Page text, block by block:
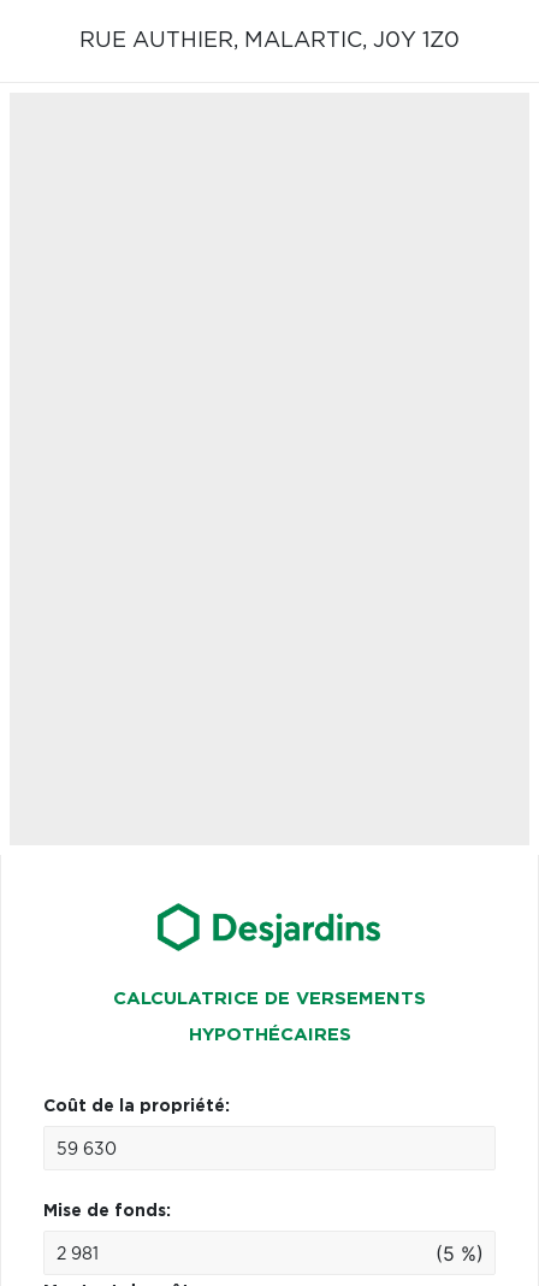
RUE AUTHIER, MALARTIC, J0Y 1Z0
CALCULATRICE DE VERSEMENTS
HYPOTHÉCAIRES
Coût de la propriété:
Mise de fonds:
(5 %)